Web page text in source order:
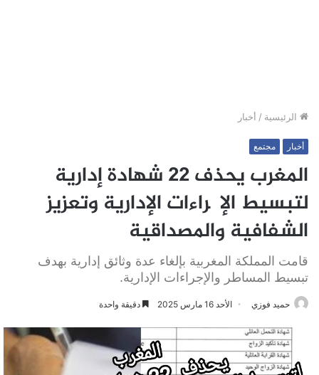
الرئيسية / أخبار
أخبار مجتمع
المغرب يحذف 22 شهادة إدارية
لتبسيط الإچراءات الإدارية وتعزيز
الشفافية والمصداقية
قامت المملكة المغربية بإلغاء عدة وثائق إدارية بهدف
تبسيط المساطر والإجراءات الإدارية.
حميد فوزي الأحد 16 مارس 2025 دقيقة واحدة